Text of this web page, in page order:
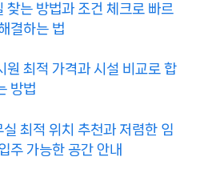
찾는 방법과 조건 체크로 빠르
결하는 법
원 최적 가격과 시설 비교로 합
방법
최적 위치 추천과 저렴한 임
주 가능한 공간 안내